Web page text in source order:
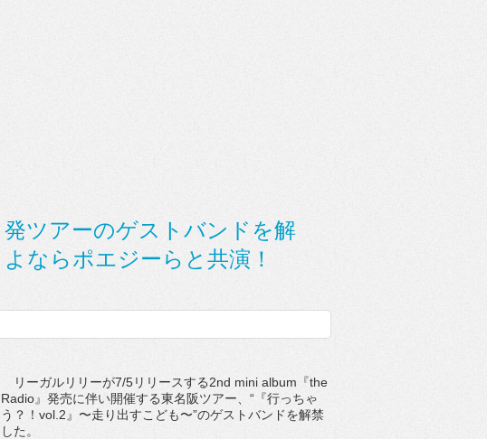
ツアーのゲストバンドを解
ならポエジーらと共演！
リーガルリリーが7/5リリースする2nd mini album『the
Radio』発売に伴い開催する東名阪ツアー、“『行っちゃ
う？！vol.2』〜走り出すこども〜”のゲストバンドを解禁
した。